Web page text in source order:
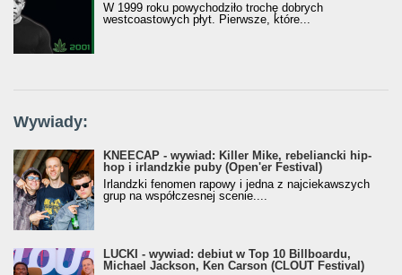
W 1999 roku powychodziło trochę dobrych
westcoastowych płyt. Pierwsze, które...
Wywiady:
KNEECAP - wywiad: Killer Mike, rebeliancki hip-
hop i irlandzkie puby (Open'er Festival)
Irlandzki fenomen rapowy i jedna z najciekawszych
grup na współczesnej scenie....
LUCKI - wywiad: debiut w Top 10 Billboardu,
Michael Jackson, Ken Carson (CLOUT Festival)